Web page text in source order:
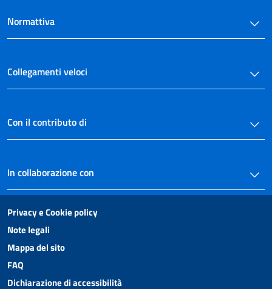
Normattiva
Collegamenti veloci
Con il contributo di
In collaborazione con
Privacy e Cookie policy
Note legali
Mappa del sito
FAQ
Dichiarazione di accessibilità